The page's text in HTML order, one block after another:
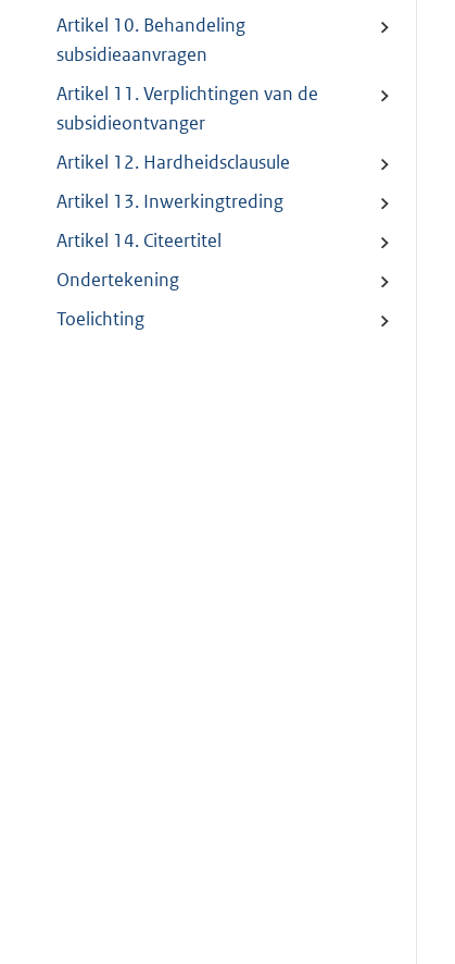
Artikel 10. Behandeling
subsidieaanvragen
Artikel 11. Verplichtingen van de
subsidieontvanger
Artikel 12. Hardheidsclausule
Artikel 13. Inwerkingtreding
Artikel 14. Citeertitel
Ondertekening
Toelichting